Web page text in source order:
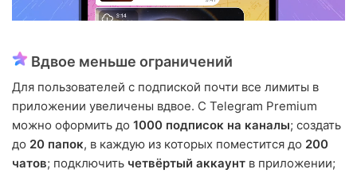
Вдвое меньше ограничений
Для пользователей с подпиской почти все лимиты в
приложении увеличены вдвое. С Telegram Premium
можно оформить до 1000 подписок на каналы; создать
до 20 папок, в каждую из которых поместится до 200
чатов; подключить четвёртый аккаунт в приложении;